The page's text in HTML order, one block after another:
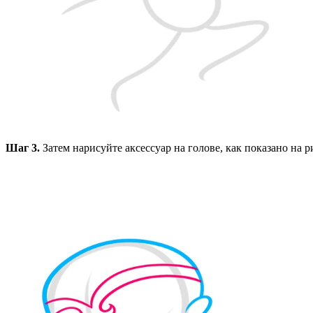
Шаг 3. Затем нарисуйте аксессуар на голове, как показано на